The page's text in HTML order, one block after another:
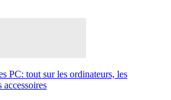
PC: tout sur les ordinateurs, les
accessoires